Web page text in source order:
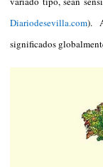
Diariodesevilla.com).
significados